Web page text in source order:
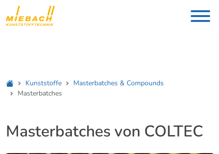
Kunststoffe
Masterbatches & Compounds
Masterbatches
Masterbatches von COLTEC